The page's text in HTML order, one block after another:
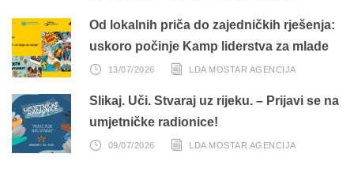
Od lokalnih priča do zajedničkih rješenja:
uskoro počinje Kamp liderstva za mlade
13/07/2026 LDA MOSTAR AGENCIJA
Slikaj. Uči. Stvaraj uz rijeku. – Prijavi se na
umjetničke radionice!
09/07/2026 LDA MOSTAR AGENCIJA